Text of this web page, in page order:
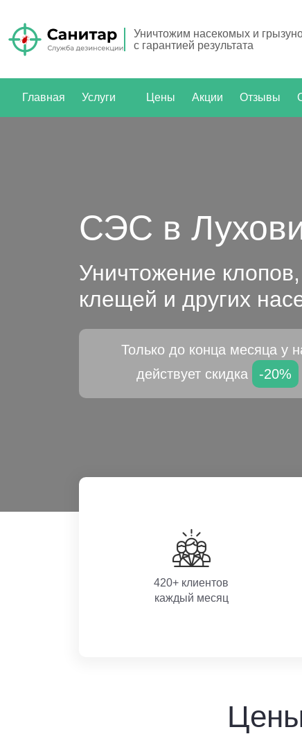
Уничтожим насекомых и
с гарантией результата
Главная Услуги Цены Акции Отзывы
СЭС в
Уничтожение
клещей и других
Только до конца месяца у
действует скидка
-20%
420+ клиентов
каждый месяц